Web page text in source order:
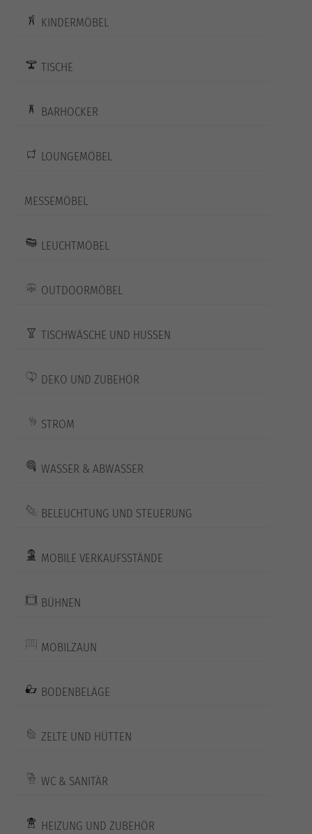
KINDERMÖBEL
TISCHE
BARHOCKER
LOUNGEMÖBEL
MESSEMÖBEL
LEUCHTMÖBEL
OUTDOORMÖBEL
TISCHWÄSCHE UND HUSSEN
DEKO UND ZUBEHÖR
STROM
WASSER & ABWASSER
BELEUCHTUNG UND STEUERUNG
MOBILE VERKAUFSSTÄNDE
BÜHNEN
MOBILZAUN
BODENBELÄGE
ZELTE UND HÜTTEN
WC & SANITÄR
HEIZUNG UND ZUBEHÖR